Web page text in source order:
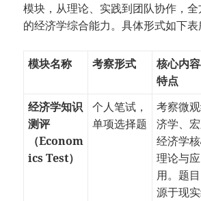
模块，从理论、实践到团队协作，
的经济学综合能力。具体形式如下表
模块名称 考察形式
核心内
特点
经济学知识
测评
（Econom
ics Test）
个人笔试，
单项选择题
考察微
济学、
经济学
理论与应
用。题
源于现